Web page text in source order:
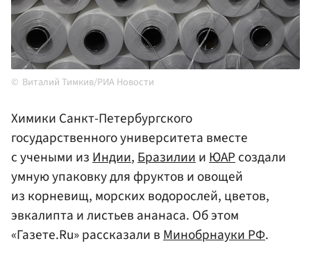
Виталий Тимкив/РИА Новости
Химики Санкт-Петербургского
государственного университета вместе
с учеными изИндии,БразилиииЮАРсоздали
умную упаковку для фруктов и овощей
из корневищ, морских водорослей, цветов,
эвкалипта и листьев ананаса. Об этом
«Газете.Ru» рассказали вМинобрнауки РФ.